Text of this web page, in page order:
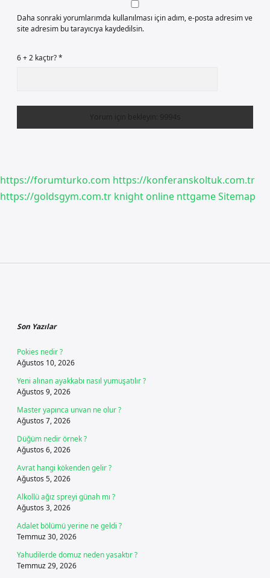
Daha sonraki yorumlarımda kullanılması için adım, e-posta adresim ve
site adresim bu tarayıcıya kaydedilsin.
6 + 2 kaçtır?*
https://forumturko.com https://konferanskoltuk.com.tr
https://goldsgym.com.tr knight online nttgameSitemap
Son Yazılar
Pokies nedir ?
Ağustos 10, 2026
Yeni alınan ayakkabı nasıl yumuşatılır ?
Ağustos 9, 2026
Master yapınca unvan ne olur ?
Ağustos 7, 2026
Düğüm nedir örnek ?
Ağustos 6, 2026
Avrat hangi kökenden gelir ?
Ağustos 5, 2026
Alkollü ağız spreyi günah mı ?
Ağustos 3, 2026
Adalet bölümü yerine ne geldi ?
Temmuz 30, 2026
Yahudilerde domuz neden yasaktır ?
Temmuz 29, 2026